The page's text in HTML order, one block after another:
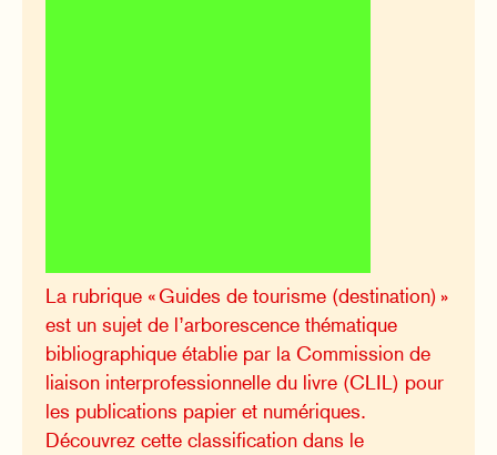
La rubrique « Guides de tourisme (destination) »
est un sujet de l’arborescence thématique
bibliographique établie par la Commission de
liaison interprofessionnelle du livre (CLIL) pour
les publications papier et numériques.
Découvrez cette classification dans le